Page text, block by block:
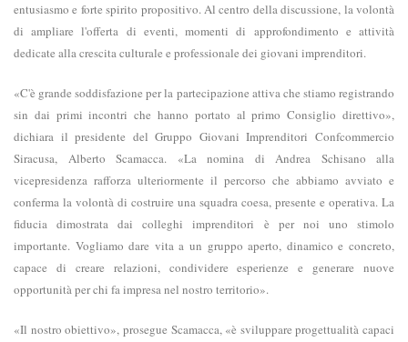
entusiasmo e forte spirito propositivo. Al centro della discussione, la volontà
di ampliare l'offerta di eventi, momenti di approfondimento e attività
dedicate alla crescita culturale e professionale dei giovani imprenditori.
«C'è grande soddisfazione per la partecipazione attiva che stiamo registrando
sin dai primi incontri che hanno portato al primo Consiglio direttivo»,
dichiara il presidente del Gruppo Giovani Imprenditori Confcommercio
Siracusa, Alberto Scamacca. «La nomina di Andrea Schisano alla
vicepresidenza rafforza ulteriormente il percorso che abbiamo avviato e
conferma la volontà di costruire una squadra coesa, presente e operativa. La
fiducia dimostrata dai colleghi imprenditori è per noi uno stimolo
importante. Vogliamo dare vita a un gruppo aperto, dinamico e concreto,
capace di creare relazioni, condividere esperienze e generare nuove
opportunità per chi fa impresa nel nostro territorio».
«Il nostro obiettivo», prosegue Scamacca, «è sviluppare progettualità capaci